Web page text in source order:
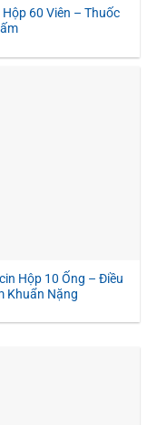
60 Viên – Thuốc
Hộp 10 Ống – Điều
Khuẩn Nặng